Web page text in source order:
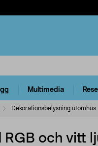
Multimedia
Dekorationsbelysning utomhus
och vitt